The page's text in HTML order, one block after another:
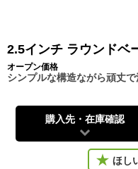
2.5インチ ラウンドベ
オープン価格
シンプルな構造ながら頑丈
購入先・在庫確認
ほし